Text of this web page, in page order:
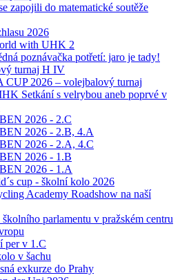
zapojili do matematické soutěže
2026
with UHK 2
poznávačka potřetí: jaro je tady!
turnaj H IV
2026 – volejbalový turnaj
Setkání s velrybou aneb poprvé v
2026 - 2.C
2026 - 2.B, 4.A
2026 - 2.A, 4.C
2026 - 1.B
2026 - 1.A
cup - školní kolo 2026
Academy Roadshow na naší
školního parlamentu v pražském centru
per v 1.C
v šachu
exkurze do Prahy